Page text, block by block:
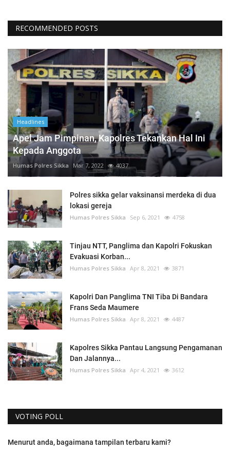
RECOMMENDED POSTS
Headlines
Apel Jam Pimpinan, Kapolres Tekankan Hal Ini
Kepada Anggota
Humas Polres Sikka Mar 7, 2022 4037
Polres sikka gelar vaksinansi merdeka di dua
lokasi gereja
Humas Polres Sikka Sep 6, 2021 4758
Tinjau NTT, Panglima dan Kapolri Fokuskan
Evakuasi Korban...
Humas Polres Sikka Apr 8, 2021 3871
Kapolri Dan Panglima TNI Tiba Di Bandara
Frans Seda Maumere
Humas Polres Sikka Apr 8, 2021 4487
Kapolres Sikka Pantau Langsung Pengamanan
Dan Jalannya...
Humas Polres Sikka Apr 4, 2021 3612
VOTING POLL
Menurut anda, bagaimana tampilan terbaru kami?